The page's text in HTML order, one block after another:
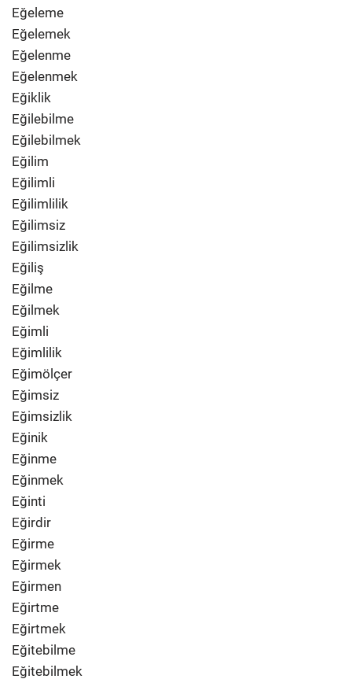
Eğeleme
Eğelemek
Eğelenme
Eğelenmek
Eğiklik
Eğilebilme
Eğilebilmek
Eğilim
Eğilimli
Eğilimlilik
Eğilimsiz
Eğilimsizlik
Eğiliş
Eğilme
Eğilmek
Eğimli
Eğimlilik
Eğimölçer
Eğimsiz
Eğimsizlik
Eğinik
Eğinme
Eğinmek
Eğinti
Eğirdir
Eğirme
Eğirmek
Eğirmen
Eğirtme
Eğirtmek
Eğitebilme
Eğitebilmek